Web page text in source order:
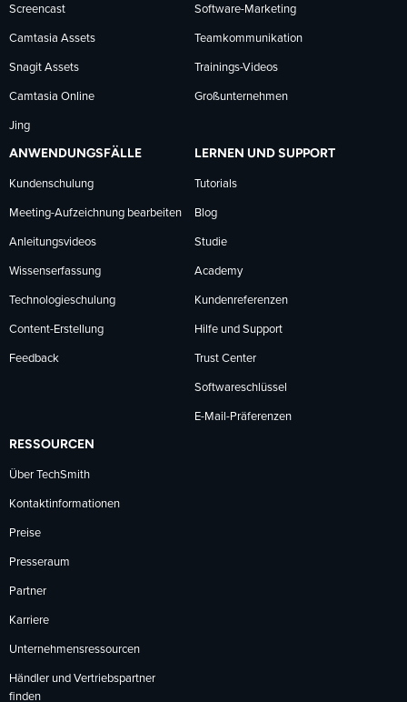
Screencast
Camtasia Assets
Snagit Assets
Camtasia Online
Jing
Software-Marketing
Teamkommunikation
Trainings-Videos
Großunternehmen
ANWENDUNGSFÄLLE
Kundenschulung
Meeting-Aufzeichnung bearbeiten
Anleitungsvideos
Wissenserfassung
Technologieschulung
Content-Erstellung
Feedback
LERNEN UND SUPPORT
Tutorials
Blog
Studie
Academy
Kundenreferenzen
Hilfe und Support
Trust Center
Softwareschlüssel
E-Mail-Präferenzen
RESSOURCEN
Über TechSmith
Kontaktinformationen
Preise
Presseraum
Partner
Karriere
Unternehmensressourcen
Händler und Vertriebspartner
finden